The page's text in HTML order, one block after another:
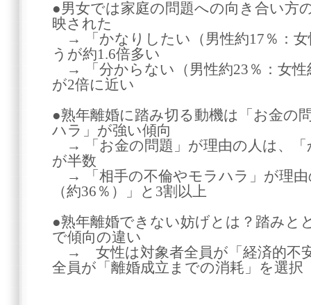
●男女では家庭の問題への向き合い方
映された
→ 「かなりしたい（男性約17％：女
うが約1.6倍多い
→ 「分からない（男性約23％：女性
が2倍に近い
●熟年離婚に踏み切る動機は「お金の
ハラ」が強い傾向
→ 「お金の問題」が理由の人は、「
が半数
→ 「相手の不倫やモラハラ」が理由
（約36％）」と3割以上
●熟年離婚できない妨げとは？踏みと
で傾向の違い
→ 女性は対象者全員が「経済的不
全員が「離婚成立までの消耗」を選択